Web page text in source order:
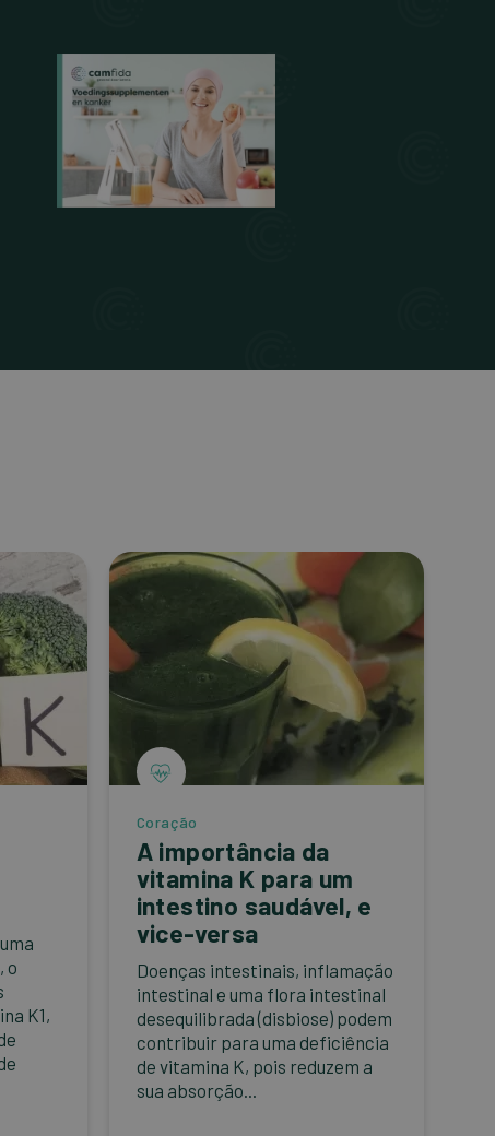
o
K1,
Coração
A importância da
vitamina K para um
intestino saudável, e
vice-versa
Doenças intestinais, inflamação
intestinal e uma flora intestinal
desequilibrada (disbiose) podem
contribuir para uma deficiência
de vitamina K, pois reduzem a
sua absorção...